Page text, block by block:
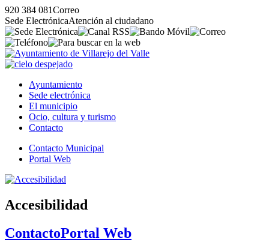
920 384 081Correo
Sede ElectrónicaAtención al ciudadano
Ayuntamiento
Sede electrónica
El municipio
Ocio, cultura y turismo
Contacto
Contacto Municipal
Portal Web
Accesibilidad
ContactoPortal Web